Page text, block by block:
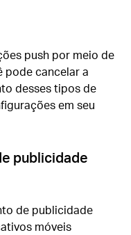
push por meio de
pode cancelar a
desses tipos de
em seu
publicidade
de publicidade
móveis